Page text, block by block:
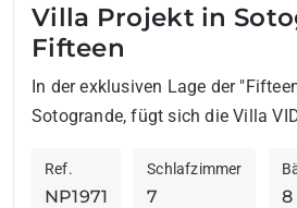
Villa Projekt in
Fifteen
In der exklusiven Lage der
Sotogrande, fügt sich die Villa
Architekturbüro ARK...
NP1971
Ref.
7
Schlafzimmer
8